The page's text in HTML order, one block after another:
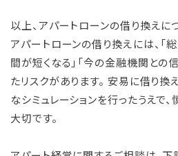
以上、アパートローンの借り換えに
アパートローンの借り換えには、「
間が短くなる」「今の金融機関との
たリスクがあります。 安易に借り換
なシミュレーションを行ったうえで
大切です。